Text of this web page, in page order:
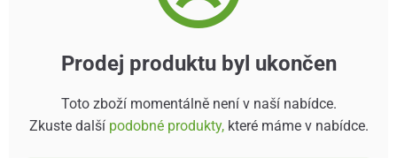
Prodej produktu byl ukončen
Toto zboží momentálně není v naší nabídce.
Zkuste další podobné produkty,které máme v nabídce.